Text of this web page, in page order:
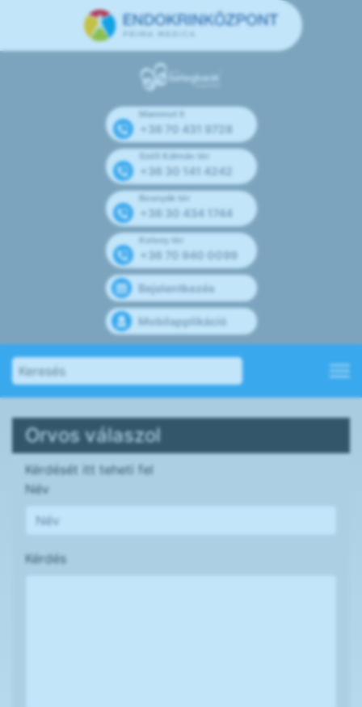
Mammut II
+36 70 431 9728
Széll Kálmán tér
+36 30 141 4242
Bosnyák tér
+36 30 434 1744
Kolosy tér
+36 70 940 0099
Bejelentkezés
Mobilapplikáció
Orvos válaszol
Kérdését itt teheti fel
Név
Kérdés